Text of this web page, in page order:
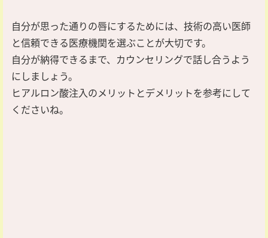
自分が思った通りの唇にするためには、技術の高い医師
と信頼できる医療機関を選ぶことが大切です。
自分が納得できるまで、カウンセリングで話し合うよう
にしましょう。
ヒアルロン酸注入のメリットとデメリットを参考にして
くださいね。